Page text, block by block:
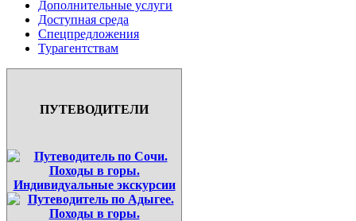
Дополнительные услуги
Доступная среда
Спецпредложения
Турагентствам
ПУТЕВОДИТЕЛИ